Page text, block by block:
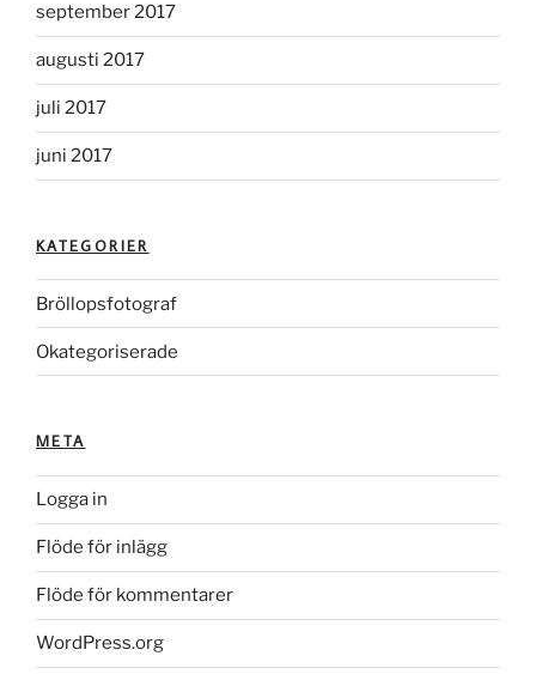
september 2017
augusti 2017
juli 2017
juni 2017
KATEGORIER
Bröllopsfotograf
Okategoriserade
META
Logga in
Flöde för inlägg
Flöde för kommentarer
WordPress.org